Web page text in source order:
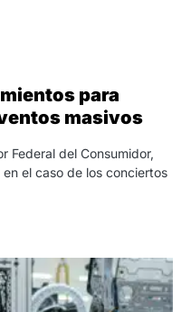
para
masivos
Federal del Consumidor,
el caso de los conciertos